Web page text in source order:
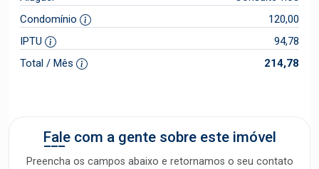
Condomínio
120,00
IPTU
94,78
Total / Mês
214,78
Fale com a gente sobre este imóvel
Preencha os campos abaixo e retornamos o seu contato